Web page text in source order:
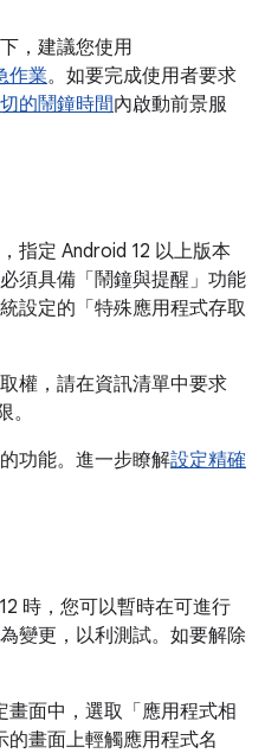
，建議您使用
作業。如要完成使用者要求
的鬧鐘時間內啟動前景服
指定 Android 12 以上版本
須具備「鬧鐘與提醒」功能
設定的「特殊應用程式存取
權，請在資訊清單中要求
。
功能。進一步瞭解設定精確
時，您可以暫時在可進行
變更，以利測試。如要解除
畫面中，選取「應用程式相
的畫面上輕觸應用程式名